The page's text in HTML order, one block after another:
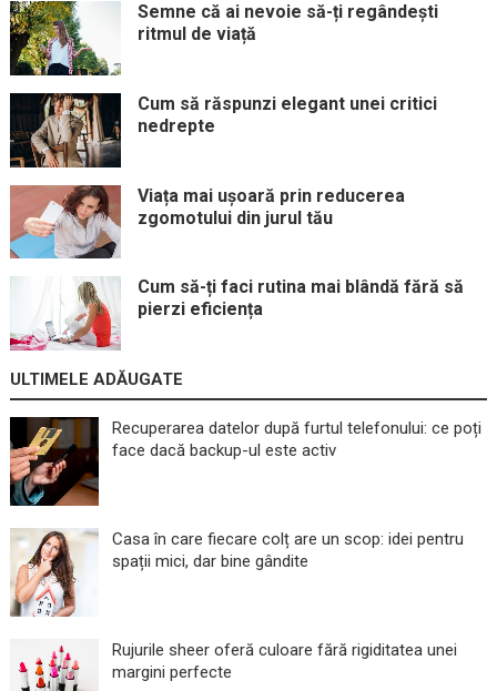
Semne că ai nevoie să-ți regândești
ritmul de viață
Cum să răspunzi elegant unei critici
nedrepte
Viața mai ușoară prin reducerea
zgomotului din jurul tău
Cum să-ți faci rutina mai blândă fără să
pierzi eficiența
ULTIMELE ADĂUGATE
Recuperarea datelor după furtul telefonului: ce poți
face dacă backup-ul este activ
Casa în care fiecare colț are un scop: idei pentru
spații mici, dar bine gândite
Rujurile sheer oferă culoare fără rigiditatea unei
margini perfecte